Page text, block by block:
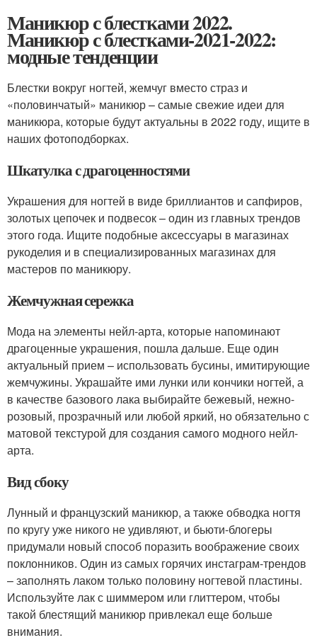
Маникюр с блестками 2022.
Маникюр с блестками-2021-2022:
модные тенденции
Блестки вокруг ногтей, жемчуг вместо страз и
«половинчатый» маникюр – самые свежие идеи для
маникюра, которые будут актуальны в 2022 году, ищите в
наших фотоподборках.
Шкатулка с драгоценностями
Украшения для ногтей в виде бриллиантов и сапфиров,
золотых цепочек и подвесок – один из главных трендов
этого года. Ищите подобные аксессуары в магазинах
рукоделия и в специализированных магазинах для
мастеров по маникюру.
Жемчужная сережка
Мода на элементы нейл-арта, которые напоминают
драгоценные украшения, пошла дальше. Еще один
актуальный прием – использовать бусины, имитирующие
жемчужины. Украшайте ими лунки или кончики ногтей, а
в качестве базового лака выбирайте бежевый, нежно-
розовый, прозрачный или любой яркий, но обязательно с
матовой текстурой для создания самого модного нейл-
арта.
Вид сбоку
Лунный и французский маникюр, а также обводка ногтя
по кругу уже никого не удивляют, и бьюти-блогеры
придумали новый способ поразить воображение своих
поклонников. Один из самых горячих инстаграм-трендов
– заполнять лаком только половину ногтевой пластины.
Используйте лак с шиммером или глиттером, чтобы
такой блестящий маникюр привлекал еще больше
внимания.